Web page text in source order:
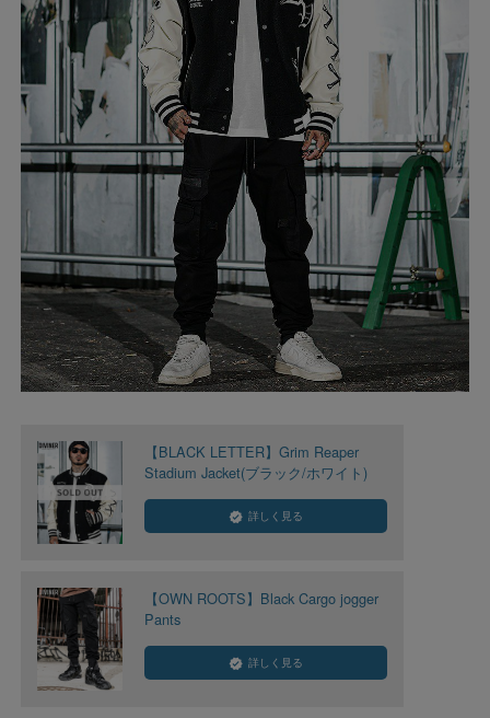
【BLACK LETTER】Grim Reaper
Stadium Jacket(ブラック/ホワイト)
詳しく見る
【OWN ROOTS】Black Cargo jogger
Pants
詳しく見る